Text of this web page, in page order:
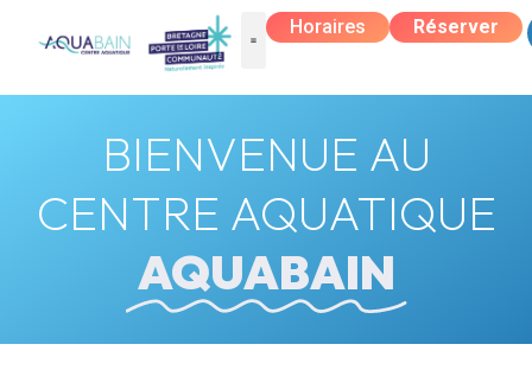
Horaires Réserver
BIENVENUE AU
CENTRE AQUATIQUE
AQUABAIN